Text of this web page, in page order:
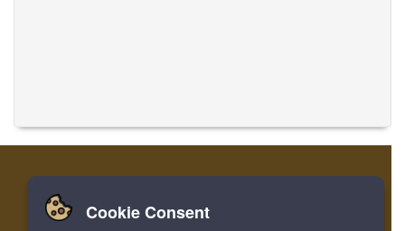
Zuhause Einloggen
Cookie Consent